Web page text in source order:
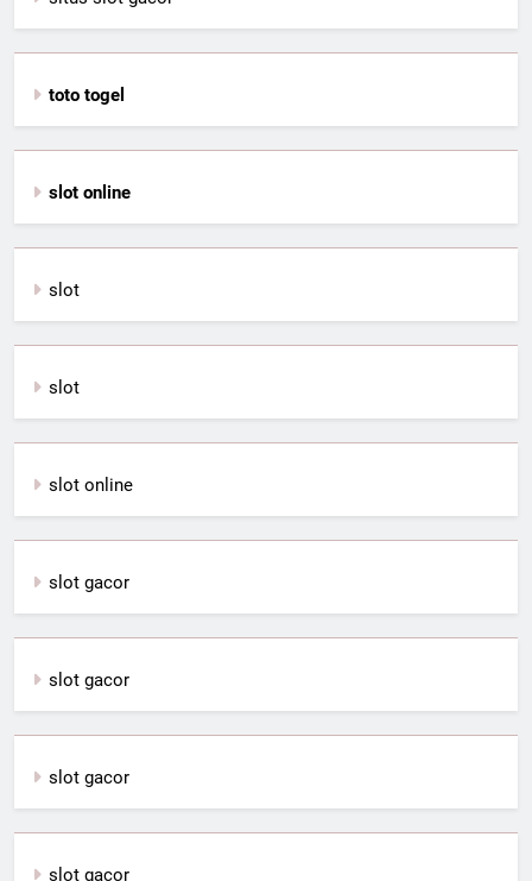
toto togel
slot online
slot
slot
slot online
slot gacor
slot gacor
slot gacor
slot gacor